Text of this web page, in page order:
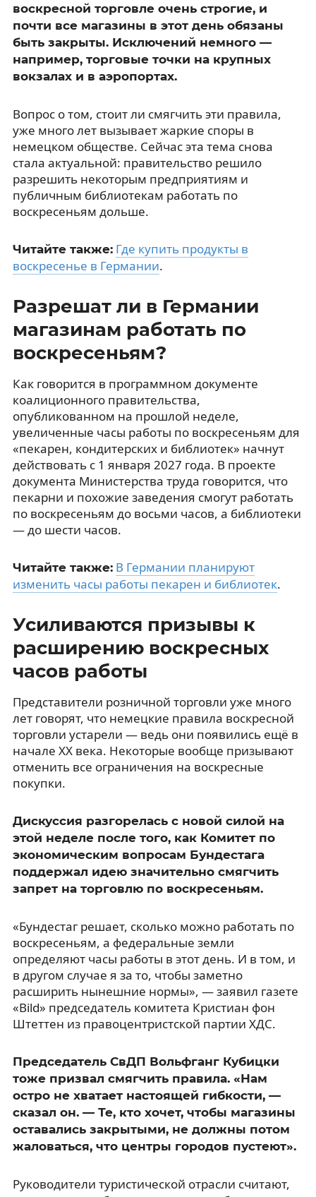
воскресной торговле очень строгие, и
почти все магазины в этот день обязаны
быть закрыты. Исключений немного —
например, торговые точки на крупных
вокзалах и в аэропортах.
Вопрос о том, стоит ли смягчить эти правила,
уже много лет вызывает жаркие споры в
немецком обществе. Сейчас эта тема снова
стала актуальной: правительство решило
разрешить некоторым предприятиям и
публичным библиотекам работать по
воскресеньям дольше.
Читайте также: Где купить продукты в
воскресенье в Германии.
Разрешат ли в Германии
магазинам работать по
воскресеньям?
Как говорится в программном документе
коалиционного правительства,
опубликованном на прошлой неделе,
увеличенные часы работы по воскресеньям для
«пекарен, кондитерских и библиотек» начнут
действовать с 1 января 2027 года. В проекте
документа Министерства труда говорится, что
пекарни и похожие заведения смогут работать
по воскресеньям до восьми часов, а библиотеки
— до шести часов.
Читайте также: В Германии планируют
изменить часы работы пекарен и библиотек.
Усиливаются призывы к
расширению воскресных
часов работы
Представители розничной торговли уже много
лет говорят, что немецкие правила воскресной
торговли устарели — ведь они появились ещё в
начале XX века. Некоторые вообще призывают
отменить все ограничения на воскресные
покупки.
Дискуссия разгорелась с новой силой на
этой неделе после того, как Комитет по
экономическим вопросам Бундестага
поддержал идею значительно смягчить
запрет на торговлю по воскресеньям.
«Бундестаг решает, сколько можно работать по
воскресеньям, а федеральные земли
определяют часы работы в этот день. И в том, и
в другом случае я за то, чтобы заметно
расширить нынешние нормы», — заявил газете
«Bild» председатель комитета Кристиан фон
Штеттен из правоцентристской партии ХДС.
Председатель СвДП Вольфганг Кубицки
тоже призвал смягчить правила. «Нам
остро не хватает настоящей гибкости, —
сказал он. — Те, кто хочет, чтобы магазины
оставались закрытыми, не должны потом
жаловаться, что центры городов пустеют».
Руководители туристической отрасли считают,